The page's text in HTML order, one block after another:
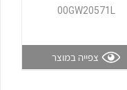
00GW20571L
צפייה במוצר